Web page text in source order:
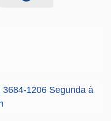
1206 Segunda à